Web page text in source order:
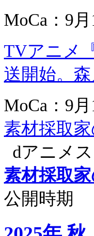
MoCa：9
TVアニメ
送開始。
MoCa：9
素材採取
dアニメ
素材採取
公開時期